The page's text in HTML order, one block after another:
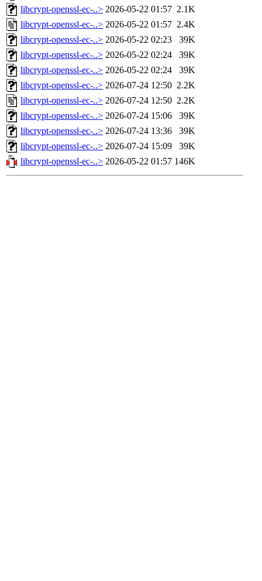
libcrypt-openssl-ec-..> 2026-05-22 01:57 2.1K
libcrypt-openssl-ec-..> 2026-05-22 01:57 2.4K
libcrypt-openssl-ec-..> 2026-05-22 02:23
39K
libcrypt-openssl-ec-..> 2026-05-22 02:24
39K
libcrypt-openssl-ec-..> 2026-05-22 02:24
39K
libcrypt-openssl-ec-..> 2026-07-24 12:50 2.2K
libcrypt-openssl-ec-..> 2026-07-24 12:50 2.2K
libcrypt-openssl-ec-..> 2026-07-24 15:06
39K
libcrypt-openssl-ec-..> 2026-07-24 13:36
39K
libcrypt-openssl-ec-..> 2026-07-24 15:09
39K
libcrypt-openssl-ec-..> 2026-05-22 01:57 146K